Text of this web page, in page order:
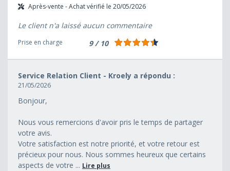
Après-vente - Achat vérifié le 20/05/2026
Le client n'a laissé aucun commentaire
Prise en charge 9 / 10
Service Relation Client - Kroely a répondu :
21/05/2026
Bonjour,
Nous vous remercions d'avoir pris le temps de partager
votre avis.
Votre satisfaction est notre priorité, et votre retour est
précieux pour nous. Nous sommes heureux que certains
aspects de votre ... Lire plus